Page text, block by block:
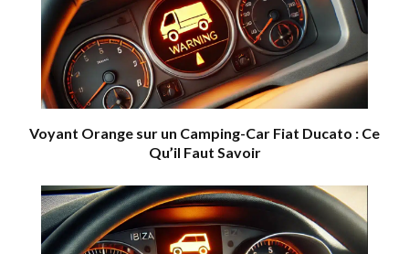
Voyant Orange sur un Camping-Car Fiat Ducato : Ce
Qu’il Faut Savoir